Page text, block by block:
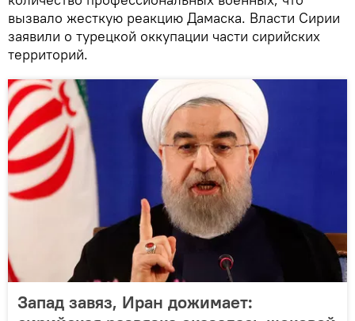
вызвало жесткую реакцию Дамаска. Власти Сирии
заявили о турецкой оккупации части сирийских
территорий.
Запад завяз, Иран дожимает: